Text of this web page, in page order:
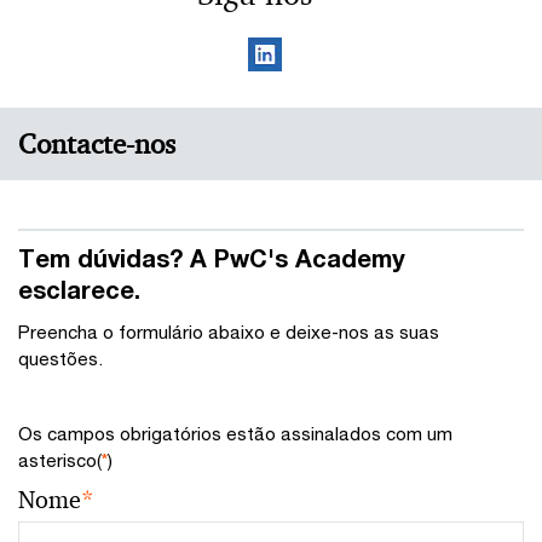
Contacte-nos
Tem dúvidas? A PwC's Academy
esclarece.
Preencha o formulário abaixo e deixe-nos as suas
questões.
Os campos obrigatórios estão assinalados com um
asterisco(*)
Nome*